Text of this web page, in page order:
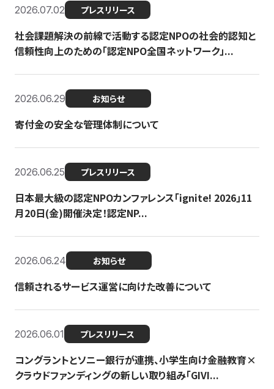
2026.07.02 プレスリリース
社会課題解決の前線で活動する認定NPOの社会的認知と
信頼性向上のための「認定NPO全国ネットワーク」...
2026.06.29 お知らせ
寄付金の安全な管理体制について
2026.06.25 プレスリリース
日本最大級の認定NPOカンファレンス「ignite! 2026」11
月20日(金)開催決定！認定NP...
2026.06.24 お知らせ
信頼されるサービス運営に向けた改善について
2026.06.01 プレスリリース
コングラントとソニー銀行が連携、小学生向け金融教育×
クラウドファンディングの新しい取り組み「GIVI...